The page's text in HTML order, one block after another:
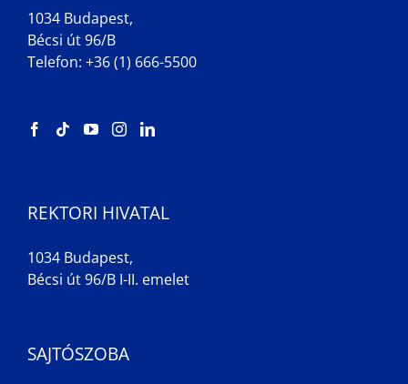
1034 Budapest,
Bécsi út 96/B
Telefon: +36 (1) 666-5500
REKTORI HIVATAL
1034 Budapest,
Bécsi út 96/B I-II. emelet
SAJTÓSZOBA